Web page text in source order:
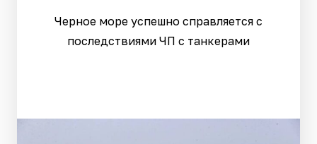
Черное море успешно справляется с
последствиями ЧП с танкерами